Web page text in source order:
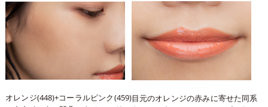
オレンジ(448)+コーラルピンク(459)目元のオレンジの赤みに寄せた同系